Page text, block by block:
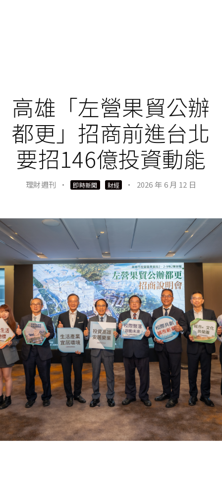
高雄「左營果貿公辦
都更」招商前進台北
要招146億投資動能
理財週刊 · 即時新聞 財經 · 2026 年 6 月 12 日